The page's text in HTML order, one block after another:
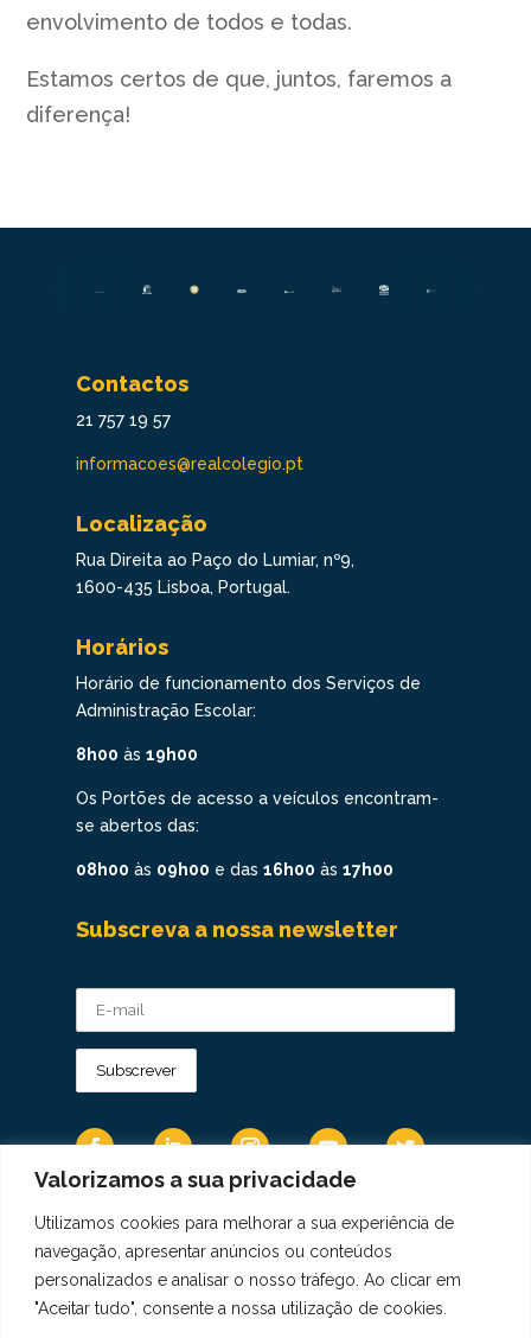
Valorizamos a sua privacidade
Utilizamos cookies para melhorar a sua experiência de
navegação, apresentar anúncios ou conteúdos
personalizados e analisar o nosso tráfego. Ao clicar em
"Aceitar tudo", consente a nossa utilização de cookies.
envolvimento de todos e todas.
Estamos certos de que, juntos, faremos a
diferença!
Contactos
21 757 19 57
informacoes@realcolegio.pt
Localização
Rua Direita ao Paço do Lumiar, nº9,
1600-435 Lisboa, Portugal.
Horários
Horário de funcionamento dos Serviços de
Administração Escolar:
8h00 às 19h00
Os Portões de acesso a veículos encontram-
se abertos das:
08h00 às 09h00 e das 16h00 às 17h00
Subscreva a nossa newsletter
Os Dados Pessoais são tratados de acordo
com a Diretiva 95/46/CE do Regulamento
Geral sobre a Proteção de Dados.
Copyright © 2021 Real Colégio de Portugal.